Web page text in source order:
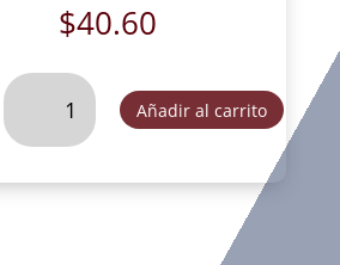
$40.60
VIRGEN
MISTICA
(CUERPO
Añadir al carrito